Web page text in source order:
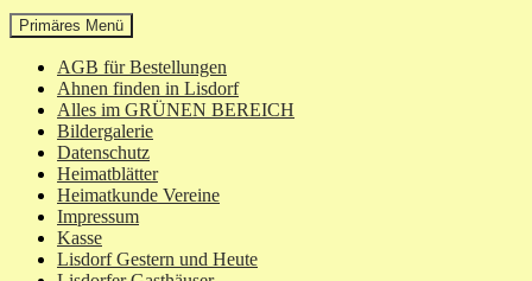
Suchen
Primäres Menü
AGB für Bestellungen
Ahnen finden in Lisdorf
Alles im GRÜNEN BEREICH
Bildergalerie
Datenschutz
Heimatblätter
Heimatkunde Vereine
Impressum
Kasse
Lisdorf Gestern und Heute